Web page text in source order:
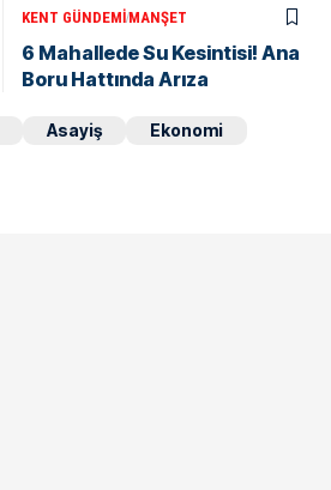
KENT GÜNDEMIMANŞET
6 Mahallede Su Kesintisi! Ana
Boru Hattında Arıza
Asayiş
Ekonomi